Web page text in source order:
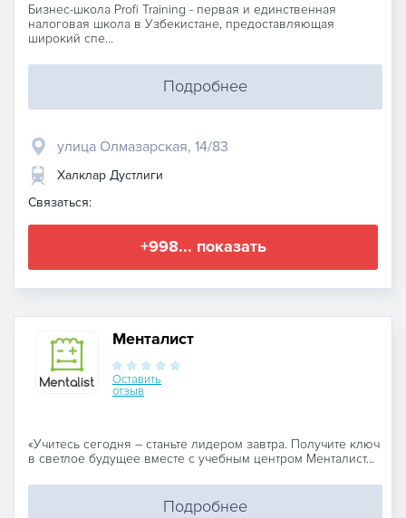
Бизнес-школа Profi Training - первая и единственная
налоговая школа в Узбекистане, предоставляющая
широкий спе...
Подробнее
улица Олмазарская, 14/83
Халклар Дустлиги
Связаться:
+998... показать
Менталист
Оставить
отзыв
«Учитесь сегодня – станьте лидером завтра. Получите ключ
в светлое будущее вместе с учебным центром Менталист...
Подробнее